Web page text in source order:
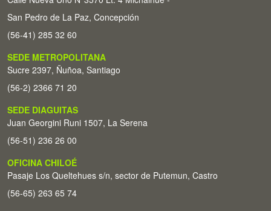
San Pedro de La Paz, Concepción
(56-41) 285 32 60
SEDE METROPOLITANA
Sucre 2397, Ñuñoa, Santiago
(56-2) 2366 71 20
SEDE DIAGUITAS
Juan Georgini Runi 1507, La Serena
(56-51) 236 26 00
OFICINA CHILOÉ
Pasaje Los Queltehues s/n, sector de Putemun, Castro
(56-65) 263 65 74